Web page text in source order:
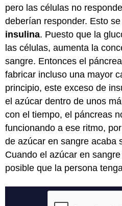
pero las células no
deberían responder. Esto
insulina. Puesto que la
las células, aumenta la
sangre. Entonces el
fabricar incluso una mayor
principio, este exceso de
el azúcar dentro de unos
con el tiempo, el páncreas
funcionando a ese ritmo,
de azúcar en sangre acaba
Cuando el azúcar en
posible que la persona